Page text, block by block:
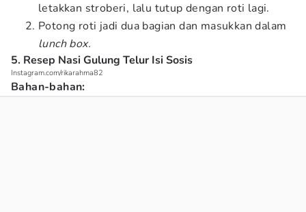
letakkan stroberi, lalu tutup dengan roti lagi.
Potong roti jadi dua bagian dan masukkan dalam
lunch box.
5. Resep Nasi Gulung Telur Isi Sosis
Instagram.com/rikarahma82
Bahan-bahan: